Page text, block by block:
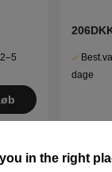
in the right
dage